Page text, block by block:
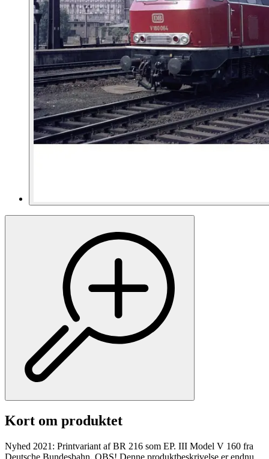
Kort om produktet
Nyhed 2021: Printvariant af BR 216 som EP. III Model V 160 fra